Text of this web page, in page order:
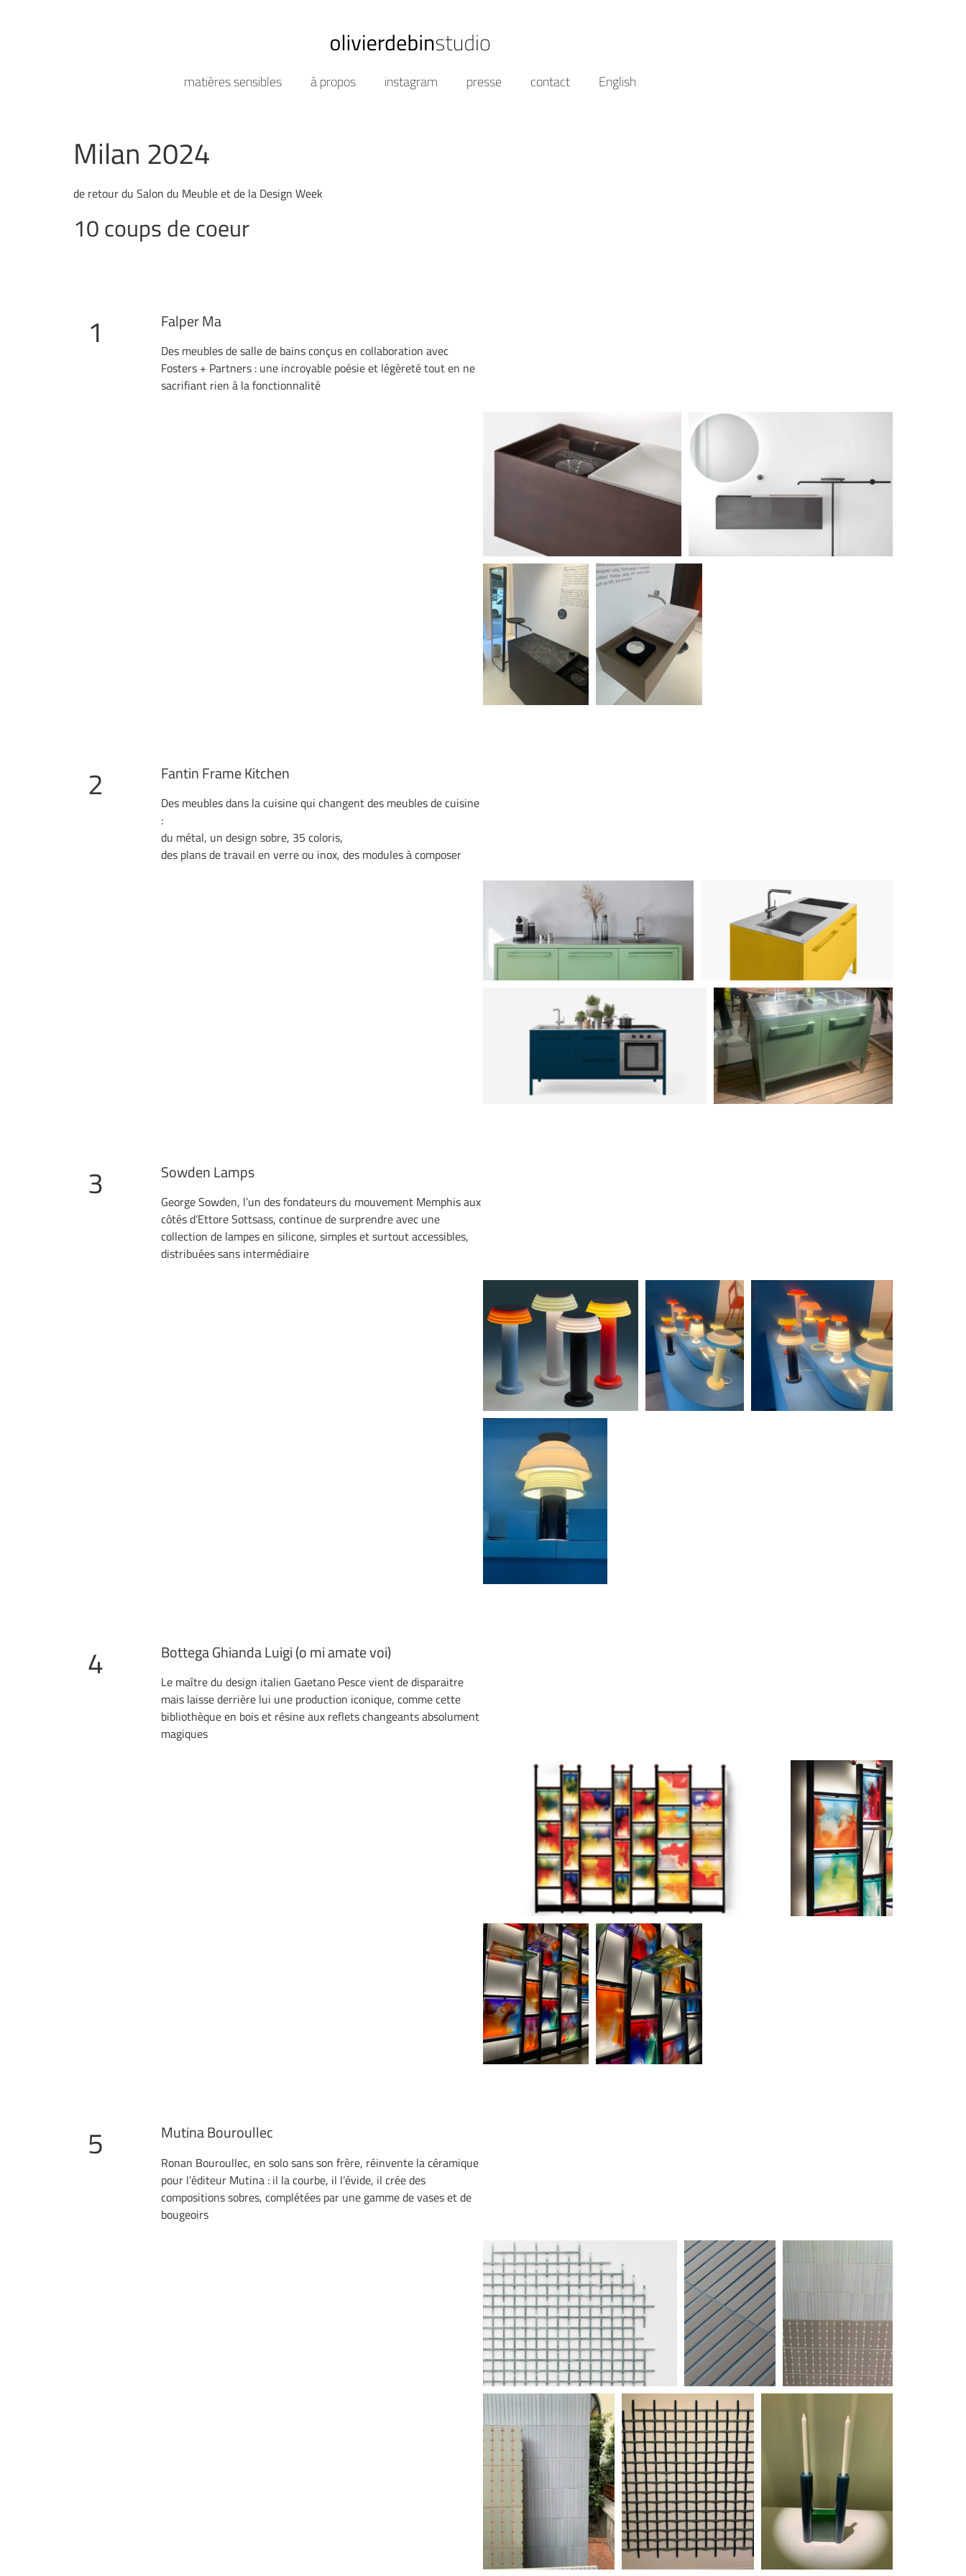
matières sensibles à propos instagram presse contact English
Milan 2024
de retour du Salon du Meuble et de la Design Week
10 coups de coeur
1 Falper Ma
Des meubles de salle de bains conçus en collaboration avec
Fosters + Partners : une incroyable poésie et légèreté tout en ne
sacrifiant rien à la fonctionnalité
2 Fantin Frame Kitchen
Des meubles dans la cuisine qui changent des meubles de cuisine
:
du métal, un design sobre, 35 coloris,
des plans de travail en verre ou inox, des modules à composer
3 Sowden Lamps
George Sowden, l’un des fondateurs du mouvement Memphis aux
côtés d’Ettore Sottsass, continue de surprendre avec une
collection de lampes en silicone, simples et surtout accessibles,
distribuées sans intermédiaire
4 Bottega Ghianda Luigi (o mi amate voi)
Le maître du design italien Gaetano Pesce vient de disparaitre
mais laisse derrière lui une production iconique, comme cette
bibliothèque en bois et résine aux reflets changeants absolument
magiques
5 Mutina Bouroullec
Ronan Bouroullec, en solo sans son frère, réinvente la céramique
pour l’éditeur Mutina : il la courbe, il l’évide, il crée des
compositions sobres, complétées par une gamme de vases et de
bougeoirs